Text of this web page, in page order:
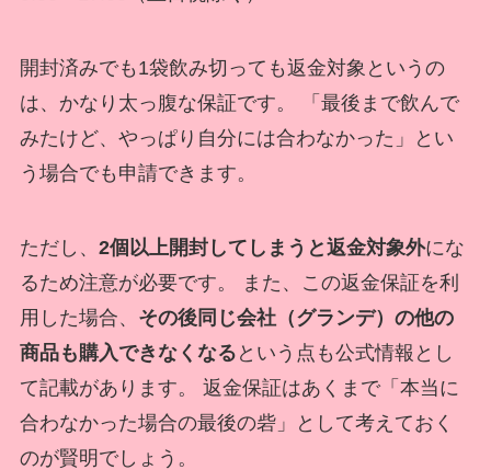
開封済みでも1袋飲み切っても返金対象というの
は、かなり太っ腹な保証です。 「最後まで飲んで
みたけど、やっぱり自分には合わなかった」とい
う場合でも申請できます。
ただし、 2個以上開封してしまうと返金対象外にな
るため注意が必要です。 また、この返金保証を利
用した場合、 その後同じ会社（グランデ）の他の
商品も購入できなくなる という点も公式情報とし
て記載があります。 返金保証はあくまで「本当に
合わなかった場合の最後の砦」として考えておく
のが賢明でしょう。